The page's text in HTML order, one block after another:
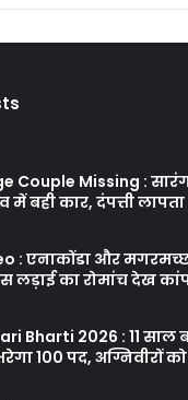
Couple Missing :
बही कार, दंपत्ती लापता
: एनाकोंडा और
लड़ाई का रोमांच देख
Bharti 2026 : 11 साल
100 पद, अग्निवीरों